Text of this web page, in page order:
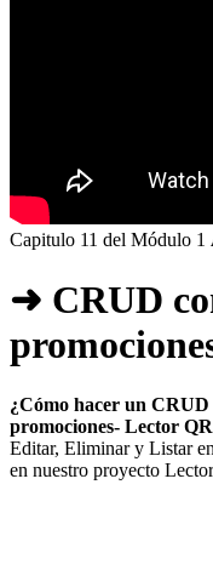
Capitulo 11 del Módulo 1
➜ CRUD
¿Cómo hacer un
promociones- Lector QR
Editar, Eliminar y Listar
en nuestro proyecto